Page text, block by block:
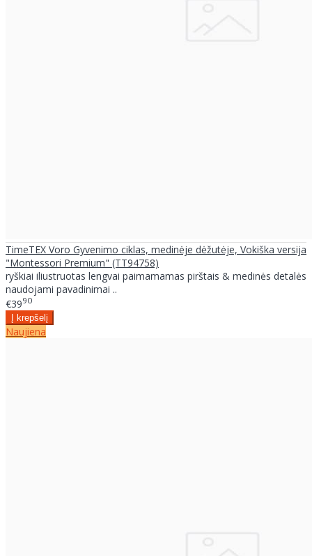
TimeTEX Voro Gyvenimo ciklas, medinėje dėžutėje, Vokiška versija
"Montessori Premium" (TT94758)
ryškiai iliustruotas lengvai paimamamas pirštais & medinės detalės
naudojami pavadinimai ..
€3990
Naujiena